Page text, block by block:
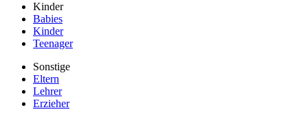
Kinder
Babies
Kinder
Teenager
Sonstige
Eltern
Lehrer
Erzieher